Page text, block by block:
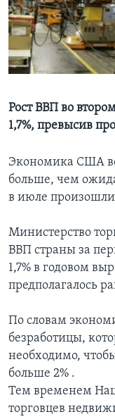
Learning English
СОЦИАЛЬНЫЕ СЕТИ
Языки
Рост ВВП во
1,7%, превысив
Экономика США
больше, чем
в июле
Министерство
ВВП страны за
1,7% в годовом
предполагалось
По словам
безработицы,
необходимо,
больше 2% .
Тем временем
торговцев